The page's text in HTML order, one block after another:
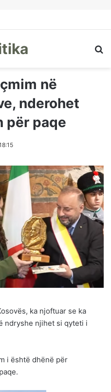
në
nderohet
për paqe
ka njoftuar se ka
ndryshe njihet si qyteti i
i është dhënë për